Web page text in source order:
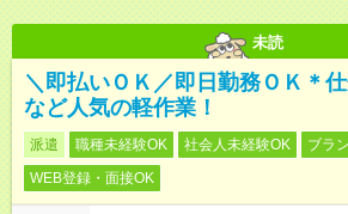
未読
＼即払いＯＫ／即日勤務ＯＫ＊
など人気の軽作業！
派遣 職種未経験OK 社会人未経験OK
ブラ
WEB登録・面接OK